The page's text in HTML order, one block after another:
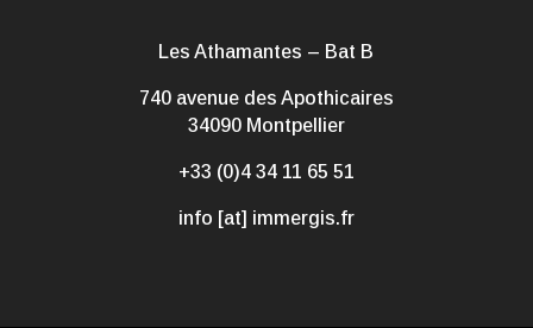
Les Athamantes – Bat B
740 avenue des Apothicaires
34090 Montpellier
+33 (0)4 34 11 65 51
info [at] immergis.fr